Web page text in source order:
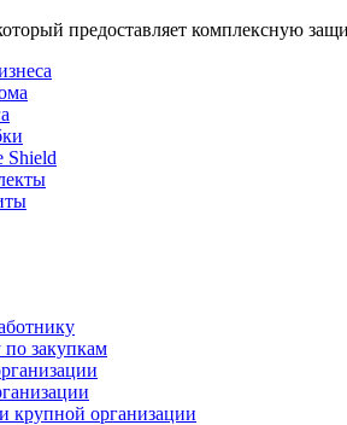
предоставляет комплексную
Shield
закупкам
крупной организации